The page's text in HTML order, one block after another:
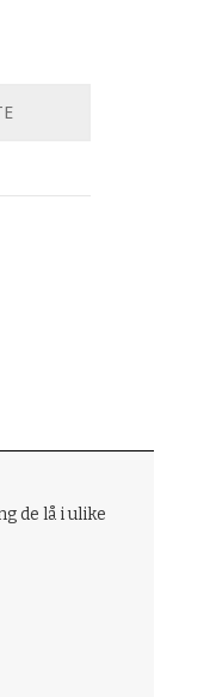
de lå i ulike